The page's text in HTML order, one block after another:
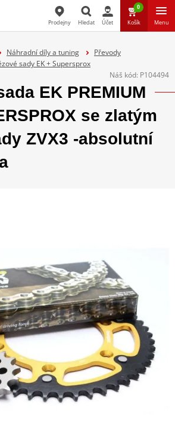
Prodejny Hledat Účet
0
Košík Menu
Náhradní díly a tuning
Převody
sady EK + Supersprox
Náš kód: P104494
EK PREMIUM
se zlatým
ZVX3 -absolutní